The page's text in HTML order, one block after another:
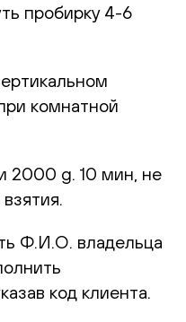
пробирку 4-6
комнатной
2000 g. 10 мин, не
Ф.И.О. владельца
код клиента.